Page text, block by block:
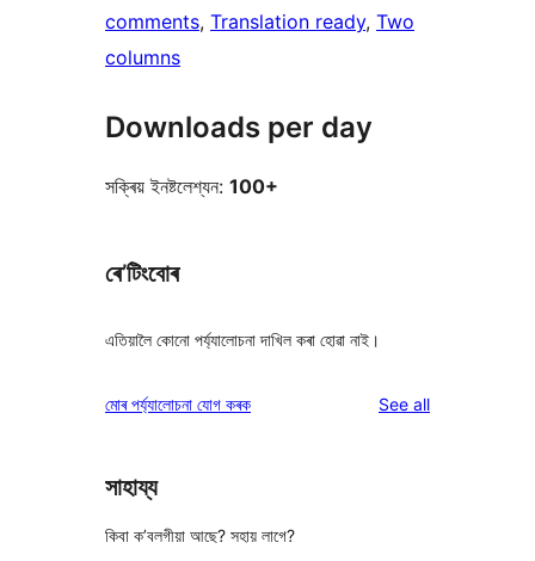
comments, Translation ready, Two
columns
Downloads per day
সক্ৰিয় ইনষ্টলেশ্যন: 100+
ৰে’টিংবোৰ
এতিয়ালৈ কোনো পৰ্য্যালোচনা দাখিল কৰা হোৱা নাই।
মোৰ পৰ্য্যালোচনা যোগ কৰক See allreviews
সাহায্য
কিবা ক’বলগীয়া আছে? সহায় লাগে?